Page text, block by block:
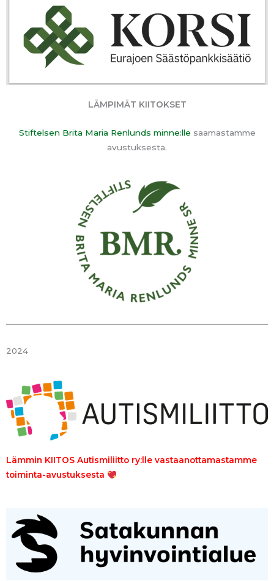
LÄMPIMÄT KIITOKSET
Stiftelsen Brita Maria Renlunds minne:lle saamastamme
avustuksesta.
2024
Lämmin KIITOS Autismiliitto ry:lle vastaanottamastamme
toiminta-avustuksesta